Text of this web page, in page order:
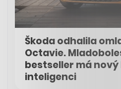
Škoda odhalila
Octavie.
bestseller má
inteligenci